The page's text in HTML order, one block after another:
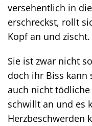
versehentlich in
erschreckst, rollt
Kopf an und zischt.
Sie ist zwar nicht
doch ihr Biss kann
auch nicht tödliche
schwillt an und es
Herzbeschwerden